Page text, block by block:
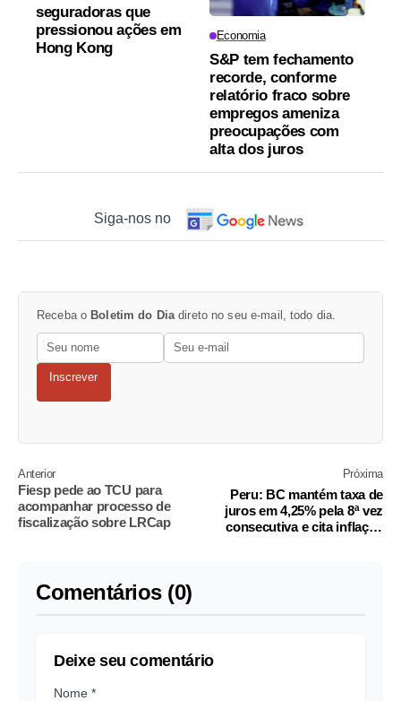
seguradoras que
pressionou ações em
Hong Kong
Economia
S&P tem fechamento
recorde, conforme
relatório fraco sobre
empregos ameniza
preocupações com
alta dos juros
Siga-nos no
Receba o Boletim do Diadireto no seu e-mail, todo dia.
Inscrever
Anterior
Fiesp pede ao TCU para
acompanhar processo de
fiscalização sobre LRCap
Próxima
Peru: BC mantém taxa de
juros em 4,25% pela 8ª vez
consecutiva e cita inflação
Comentários (0)
Deixe seu comentário
Nome *